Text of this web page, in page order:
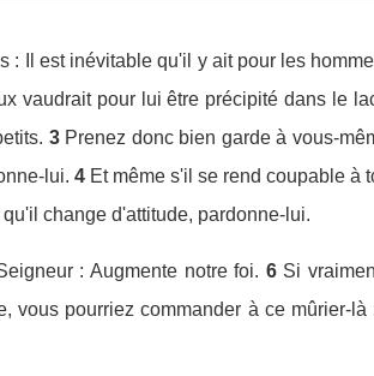
: Il est inévitable qu'il y ait pour les
vaudrait pour lui être précipité dans le
3 Prenez donc bien garde à vous-
lui. 4 Et même s'il se rend coupable à
change d'attitude, pardonne-lui.
: Augmente notre foi. 6 Si
vous pourriez commander à ce mûrier-